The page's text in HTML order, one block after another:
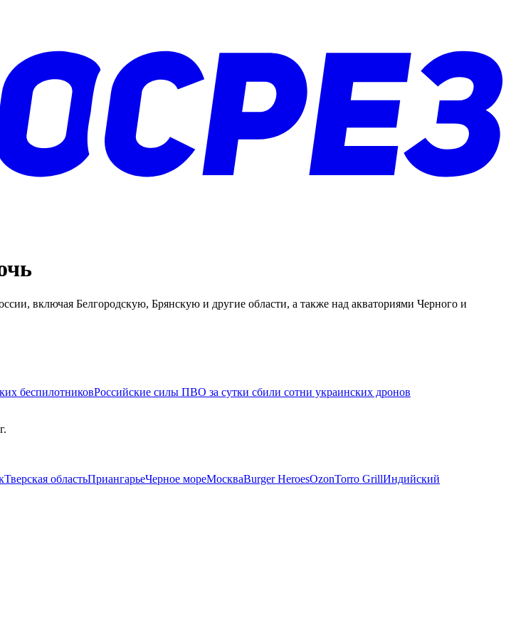
включая Белгородскую, Брянскую и другие области, а также над акваториями Черного и
беспилотниковРоссийские силы ПВО за сутки сбили сотни украинских дронов
Тверская областьПриангарьеЧерное мореМоскваBurger HeroesOzonTorro GrillИндийский